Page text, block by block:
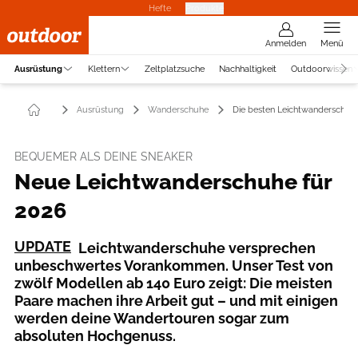
Hefte
Anmelden Menü
Ausrüstung Klettern Zeltplatzsuche Nachhaltigkeit Outdoorwissen
Ausrüstung Wanderschuhe Die besten
BEQUEMER ALS DEINE SNEAKER
Neue Leichtwanderschuhe für
2026
UPDATE Leichtwanderschuhe versprechen
unbeschwertes Vorankommen. Unser Test von
zwölf Modellen ab 140 Euro zeigt: Die meisten
Paare machen ihre Arbeit gut – und mit einigen
werden deine Wandertouren sogar zum
absoluten Hochgenuss.